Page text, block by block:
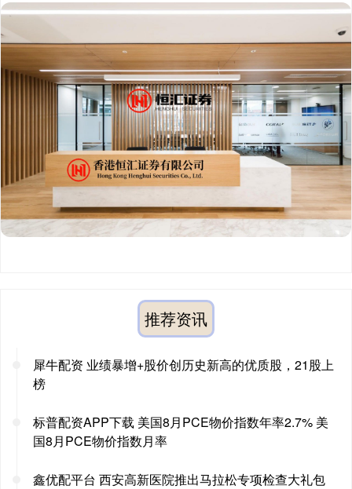
推荐资讯
犀牛配资 业绩暴增+股价创历史新高的优质股，21股上
榜
标普配资APP下载 美国8月PCE物价指数年率2.7% 美
国8月PCE物价指数月率
鑫优配平台 西安高新医院推出马拉松专项检查大礼包